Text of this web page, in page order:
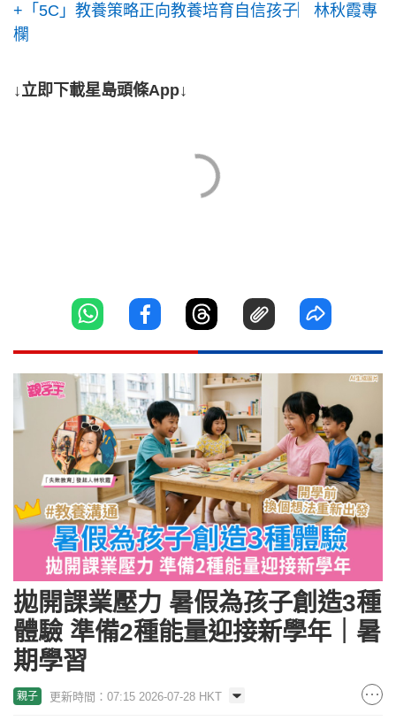
+「5C」教養策略正向教養培育自信孩子︳林秋霞專
欄
↓立即下載星島頭條App↓
拋開課業壓力 暑假為孩子創造3種
體驗 準備2種能量迎接新學年｜暑
期學習
親子 更新時間：07:15 2026-07-28 HKT